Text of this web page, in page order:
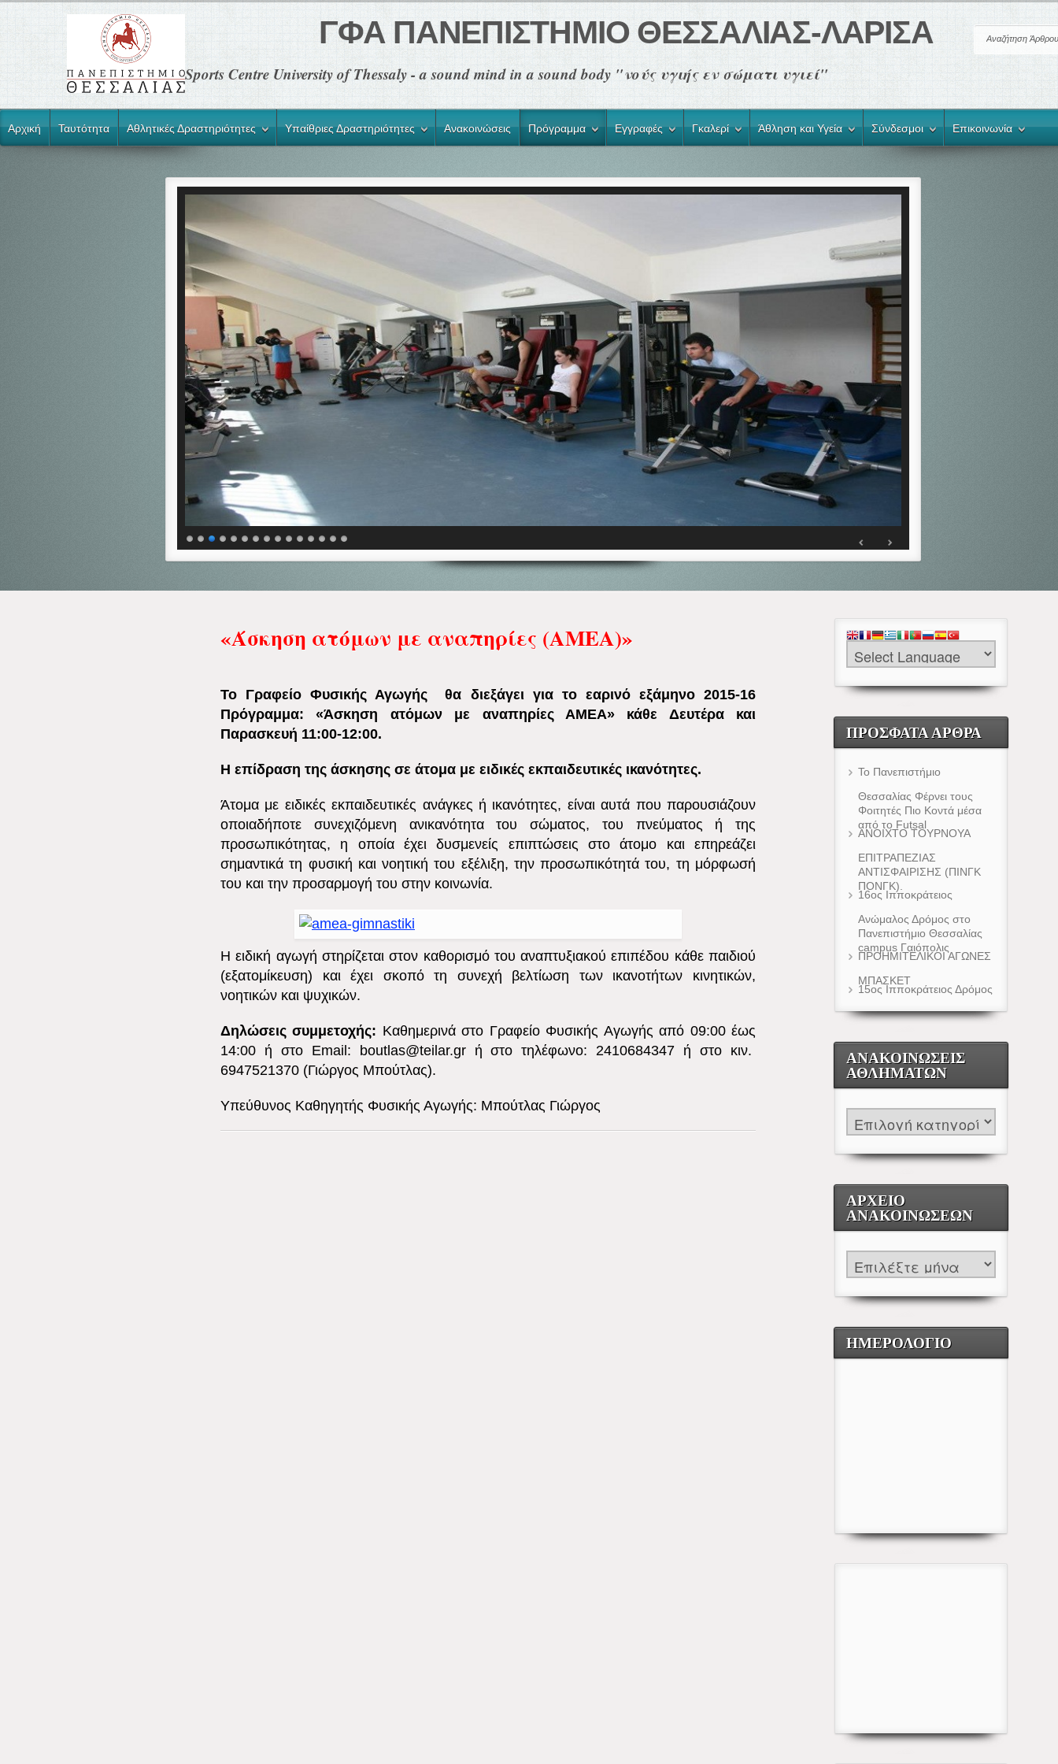
ΓΦΑ ΠΑΝΕΠΙΣΤΗΜΙΟ ΘΕΣΣΑΛΙΑΣ-ΛΑΡΙΣΑ
Sports Centre University of Thessaly - a sound mind in a sound body "νούς υγιής εν σώματι υγιεί"
Αρχική Ταυτότητα Αθλητικές Δραστηριότητες Υπαίθριες Δραστηριότητες Ανακοινώσεις Πρόγραμμα Εγγραφές Γκαλερί Άθληση και Υγεία Σύνδεσμοι Επικοινωνία
ΠΡΌΣΦΑΤΑ ΆΡΘΡΑ
Το Πανεπιστήμιο
ΑΝΟΙΧΤΟ ΤΟΥΡΝΟΥΑ
16ος Ιπποκράτειος
ΠΡΟΗΜΙΤΕΛΙΚΟΙ ΑΓΩΝΕΣ
15ος Ιπποκράτειος Δρόμος
ΑΝΑΚΟΙΝΏΣΕΙΣ
ΑΘΛΗΜΆΤΩΝ
ΑΡΧΕΊΟ
ΑΝΑΚΟΙΝΏΣΕΩΝ
ΗΜΕΡΟΛΟΓΙΟ
«Άσκηση ατόμων με αναπηρίες (ΑΜΕΑ)»
Το Γραφείο Φυσικής Αγωγής θα διεξάγει για το εαρινό εξάμηνο 2015-16
Πρόγραμμα: «Άσκηση ατόμων με αναπηρίες ΑΜΕΑ» κάθε Δευτέρα και
Παρασκευή 11:00-12:00.
Η επίδραση της άσκησης σε άτομα με ειδικές εκπαιδευτικές ικανότητες.
Άτομα με ειδικές εκπαιδευτικές ανάγκες ή ικανότητες, είναι αυτά που παρουσιάζουν
οποιαδήποτε συνεχιζόμενη ανικανότητα του σώματος, του πνεύματος ή της
προσωπικότητας, η οποία έχει δυσμενείς επιπτώσεις στο άτομο και επηρεάζει
σημαντικά τη φυσική και νοητική του εξέλιξη, την προσωπικότητά του, τη μόρφωσή
του και την προσαρμογή του στην κοινωνία.
Η ειδική αγωγή στηρίζεται στον καθορισμό του αναπτυξιακού επιπέδου κάθε παιδιού
(εξατομίκευση) και έχει σκοπό τη συνεχή βελτίωση των ικανοτήτων κινητικών,
νοητικών και ψυχικών.
Δηλώσεις συμμετοχής: Καθημερινά στο Γραφείο Φυσικής Αγωγής από 09:00 έως
14:00 ή στο Email: boutlas@teilar.gr ή στο τηλέφωνο: 2410684347 ή στο κιν.
6947521370 (Γιώργος Μπούτλας).
Υπεύθυνος Καθηγητής Φυσικής Αγωγής: Μπούτλας Γιώργος